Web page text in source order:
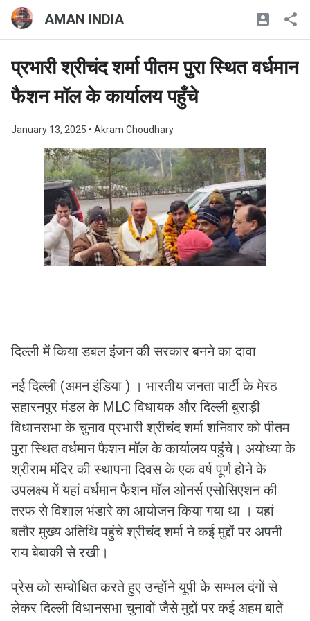
AMAN INDIA
प्रभारी श्रीचंद शर्मा पीतम पुरा स्थित वर्धमान
फैशन मॉल के कार्यालय पहुँचे
January 13, 2025 • Akram Choudhary
दिल्ली में किया डबल इंजन की सरकार बनने का दावा
नई दिल्ली (अमन इंडिया ) । भारतीय जनता पार्टी के मेरठ
सहारनपुर मंडल के MLC विधायक और दिल्ली बुराड़ी
विधानसभा के चुनाव प्रभारी श्रीचंद शर्मा शनिवार को पीतम
पुरा स्थित वर्धमान फैशन मॉल के कार्यालय पहुंचे। अयोध्या के
श्रीराम मंदिर की स्थापना दिवस के एक वर्ष पूर्ण होने के
उपलक्ष्य में यहां वर्धमान फैशन मॉल ओनर्स एसोसिएशन की
तरफ से विशाल भंडारे का आयोजन किया गया था । यहां
बतौर मुख्य अतिथि पहुंचे श्रीचंद शर्मा ने कई मुद्दों पर अपनी
राय बेबाकी से रखी।
प्रेस को सम्बोधित करते हुए उन्होंने यूपी के सम्भल दंगों से
लेकर दिल्ली विधानसभा चुनावों जैसे मुद्दों पर कई अहम बातें